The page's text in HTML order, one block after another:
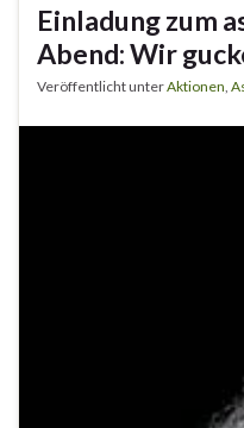
Einladung zum
Abend: Wir
Veröffentlicht unterAktionen